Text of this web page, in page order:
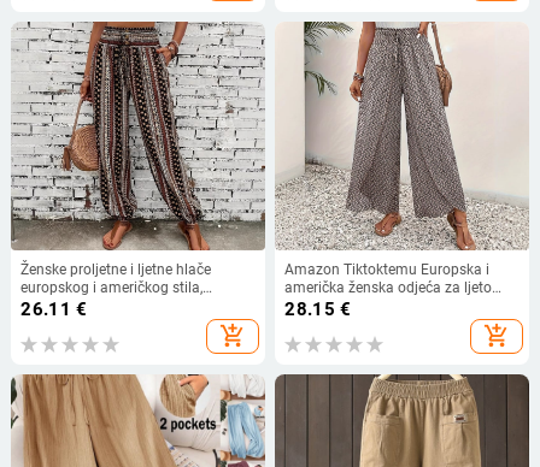
Ženske proljetne i ljetne hlače
europskog i američkog stila,
boemski etnički print, široke,
slimming izgledom, drapiranjem, s
elastičnim strukom, ležerne
26.11 €
add_shopping_cart
Amazon Tiktoktemu Europska i
američka ženska odjeća za ljeto
2024., nova modna Joker cvjetna
suknja s bočnim prorezom i širokim
nogavicama
28.15 €
add_shopping_cart